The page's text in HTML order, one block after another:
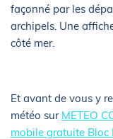
façonné par les
archipels. Une
côté mer.
Et avant de vous y
météo sur METEO
mobile gratuite Bloc